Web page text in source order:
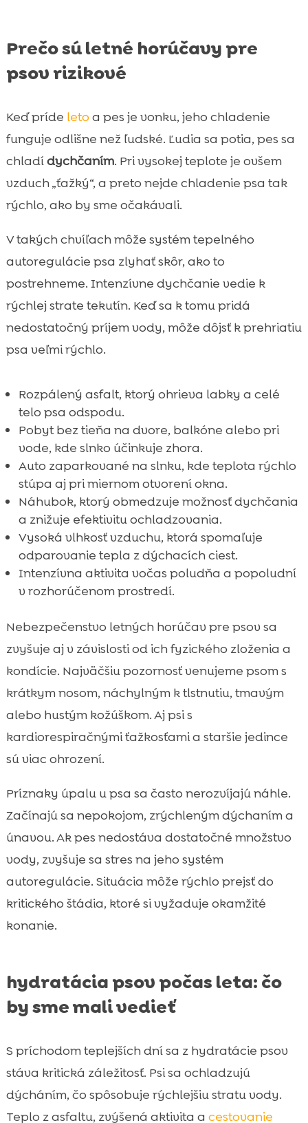
Prečo sú letné horúčavy pre
psov rizikové
Keď príde leto a pes je vonku, jeho chladenie
funguje odlišne než ľudské. Ľudia sa potia, pes sa
chladídychčaním. Pri vysokej teplote je ovšem
vzduch „ťažký“, a preto nejde chladenie psa tak
rýchlo, ako by sme očakávali.
V takých chvíľach môže systém tepelného
autoregulácie psa zlyhať skôr, ako to
postrehneme. Intenzívne dychčanie vedie k
rýchlej strate tekutín. Keď sa k tomu pridá
nedostatočný príjem vody, môže dôjsť k prehriatiu
psa veľmi rýchlo.
Rozpálený asfalt, ktorý ohrieva labky a celé
telo psa odspodu.
Pobyt bez tieňa na dvore, balkóne alebo pri
vode, kde slnko účinkuje zhora.
Auto zaparkované na slnku, kde teplota rýchlo
stúpa aj pri miernom otvorení okna.
Náhubok, ktorý obmedzuje možnosť dychčania
a znižuje efektivitu ochladzovania.
Vysoká vlhkosť vzduchu, ktorá spomaľuje
odparovanie tepla z dýchacích ciest.
Intenzívna aktivita vočas poludňa a popoludní
v rozhorúčenom prostredí.
Nebezpečenstvo letných horúčav pre psov sa
zvyšuje aj v závislosti od ich fyzického zloženia a
kondície. Najväčšiu pozornosť venujeme psom s
krátkym nosom, náchylným k tlstnutiu, tmavým
alebo hustým kožúškom. Aj psi s
kardiorespiračnými ťažkosťami a staršie jedince
sú viac ohrození.
Príznaky úpalu u psa sa často nerozvíjajú náhle.
Začínajú sa nepokojom, zrýchleným dýchaním a
únavou. Ak pes nedostáva dostatočné množstvo
vody, zvyšuje sa stres na jeho systém
autoregulácie. Situácia môže rýchlo prejsť do
kritického štádia, ktoré si vyžaduje okamžité
konanie.
hydratácia psov počas leta: čo
by sme mali vedieť
S príchodom teplejších dní sa z hydratácie psov
stáva kritická záležitosť. Psi sa ochladzujú
dýcháním, čo spôsobuje rýchlejšiu stratu vody.
Teplo z asfaltu, zvýšená aktivita a cestovanie